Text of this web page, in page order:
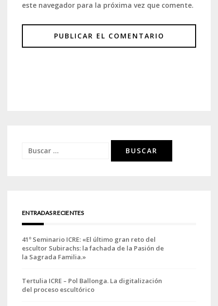
este navegador para la próxima vez que comente.
Buscar:
ENTRADAS RECIENTES
41º Seminario ICRE: «El último gran reto del
escultor Subirachs: la fachada de la Pasión de
la Sagrada Familia.»
Tertulia ICRE – Pol Ballonga. La digitalización
del proceso escultórico